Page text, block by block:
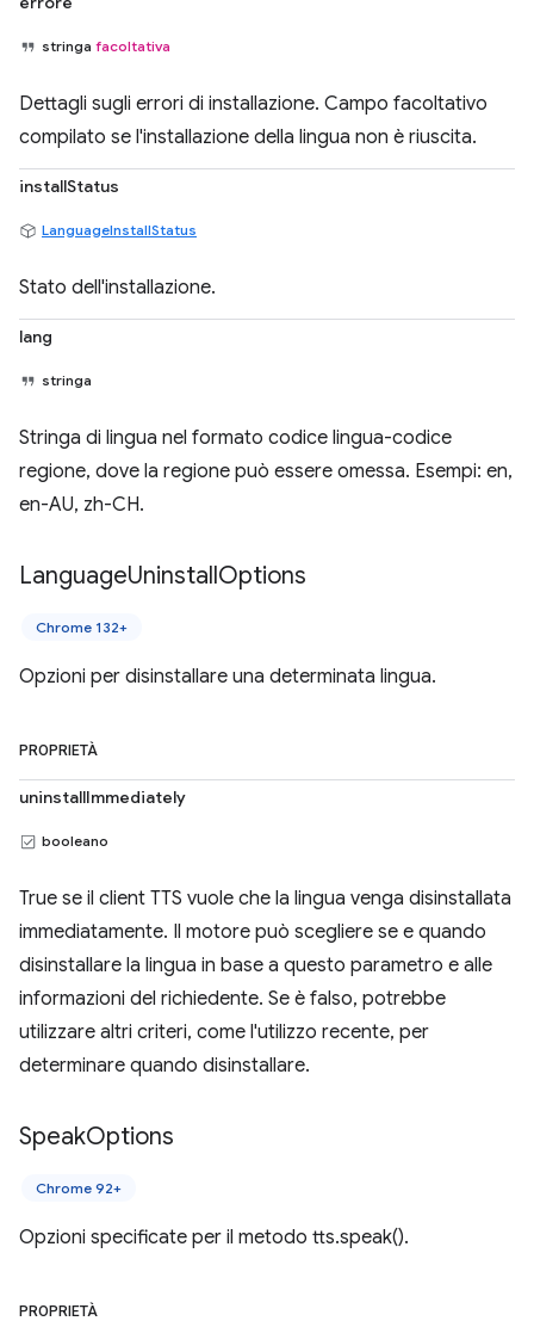
stringa facoltativa
Dettagli sugli errori di installazione. Campo facoltativo
compilato se l'installazione della lingua non è riuscita.
installStatus
LanguageInstallStatus
Stato dell'installazione.
lang
stringa
Stringa di lingua nel formato codice lingua-codice
regione, dove la regione può essere omessa. Esempi: en,
en-AU, zh-CH.
LanguageUninstallOptions
Chrome 132+
Opzioni per disinstallare una determinata lingua.
PROPRIETÀ
uninstallImmediately
booleano
True se il client TTS vuole che la lingua venga disinstallata
immediatamente. Il motore può scegliere se e quando
disinstallare la lingua in base a questo parametro e alle
informazioni del richiedente. Se è falso, potrebbe
utilizzare altri criteri, come l'utilizzo recente, per
determinare quando disinstallare.
SpeakOptions
Chrome 92+
Opzioni specificate per il metodo tts.speak().
PROPRIETÀ